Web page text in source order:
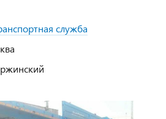
служба